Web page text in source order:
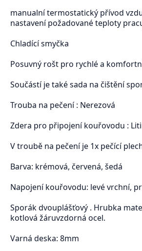
manualní termostatický přívod
nastavení požadované teploty
Chladící smyčka
Posuvný rošt pro rychlé a
Součástí je také sada na čištění
Trouba na pečení : Nerezová
Zdera pro připojení kouřovodu :
V troubě na pečení je 1x pečící
Barva: krémová, červená, šedá
Napojení kouřovodu: levé vrchní,
Sporák dvouplášťový . Hrubka
kotlová žáruvzdorná ocel.
Varná deska: 8mm